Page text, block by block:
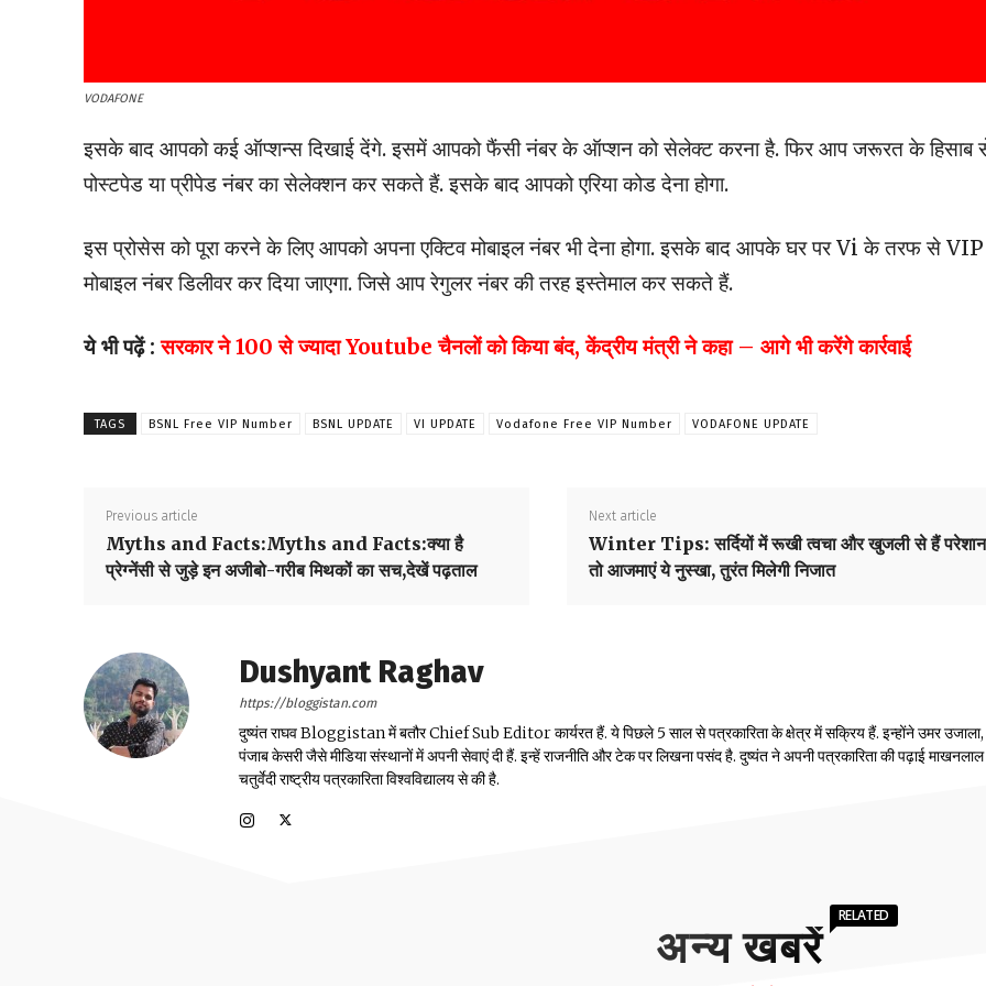
VODAFONE
इसके बाद आपको कई ऑप्शन्स दिखाई देंगे. इसमें आपको फैंसी नंबर के ऑप्शन को सेलेक्ट करना है. फिर आप जरूरत के हिसाब
पोस्टपेड या प्रीपेड नंबर का सेलेक्शन कर सकते हैं. इसके बाद आपको एरिया कोड देना होगा.
इस प्रोसेस को पूरा करने के लिए आपको अपना एक्टिव मोबाइल नंबर भी देना होगा. इसके बाद आपके घर पर Vi के तरफ से VIP
मोबाइल नंबर डिलीवर कर दिया जाएगा. जिसे आप रेगुलर नंबर की तरह इस्तेमाल कर सकते हैं.
ये भी पढ़ें : सरकार ने 100 से ज्यादा Youtube चैनलों को किया बंद, केंद्रीय मंत्री ने कहा – आगे भी करेंगे कार्रवाई
TAGS BSNL Free VIP Number BSNL UPDATE VI UPDATE Vodafone Free VIP Number VODAFONE UPDATE
Previous article
Myths and Facts:Myths and Facts:क्या है
प्रेग्नेंसी से जुड़े इन अजीबो-गरीब मिथकों का सच,देखें पढ़ताल
Next article
Winter Tips: सर्दियों में रूखी त्वचा और खुजली से हैं
तो आजमाएं ये नुस्खा, तुरंत मिलेगी निजात
Dushyant Raghav
https://bloggistan.com
दुष्यंत राघव Bloggistan में बतौर Chief Sub Editor कार्यरत हैं. ये पिछले 5 साल से पत्रकारिता के क्षेत्र में सक्रिय हैं. इन्होंने उमर उजाला,
पंजाब केसरी जैसे मीडिया संस्थानों में अपनी सेवाएं दी हैं. इन्हें राजनीति और टेक पर लिखना पसंद है. दुष्यंत ने अपनी पत्रकारिता की पढ़ाई माखनलाल
चतुर्वेदी राष्ट्रीय पत्रकारिता विश्वविद्यालय से की है.
अन्य खबरें
RELATED